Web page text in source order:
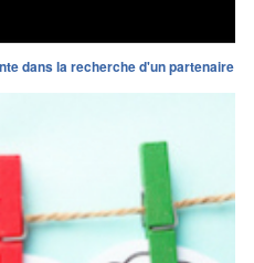
dans la recherche d'un partenaire